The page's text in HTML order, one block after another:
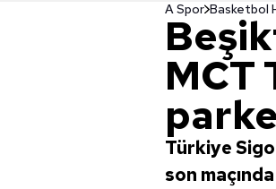
A Spor Basketbol
MCT
Türkiye
son